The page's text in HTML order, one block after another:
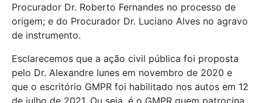
Procurador Dr. Roberto Fernandes no processo de
origem; e do Procurador Dr. Luciano Alves no agravo
de instrumento.
Esclarecemos que a ação civil pública foi proposta
pelo Dr. Alexandre Iunes em novembro de 2020 e
que o escritório GMPR foi habilitado nos autos em 12
de julho de 2021. Ou seja, é o GMPR quem patrocina